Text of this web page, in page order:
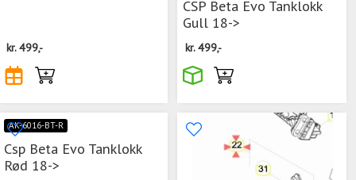
kr.499,-
CSP Beta Evo Tanklokk
Gull 18->
kr.499,-
AK-6016-BT-R
Csp Beta Evo Tanklokk
Rød 18->